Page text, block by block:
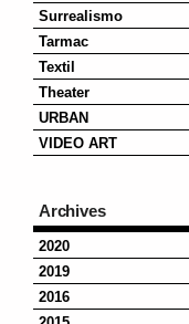
Surrealismo
Tarmac
Textil
Theater
URBAN
VIDEO ART
Archives
2020
2019
2016